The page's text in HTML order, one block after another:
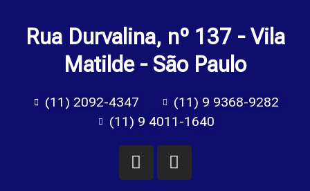
Rua Durvalina, nº 137 - Vila
Matilde - São Paulo
(11) 2092-4347
(11) 9 9368-9282
(11) 9 4011-1640